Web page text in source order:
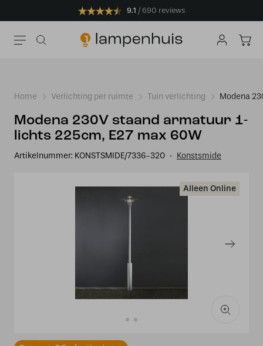
9.1 690 reviews
Home Verlichting per ruimte Tuin verlichting Modena
Modena 230V staand armatuur 1-
lichts 225cm, E27 max 60W
Artikelnummer: KONSTSMIDE/7336-320 Konstsmide
Alleen Online